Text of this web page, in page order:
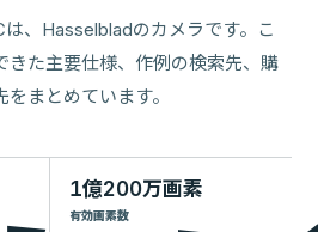
、Hasselbladのカメラです。こ
きた主要仕様、作例の検索先、購
まとめています。
1億200万画素
有効画素数